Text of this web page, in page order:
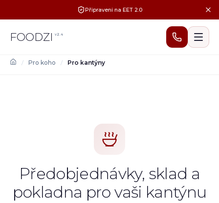
Připraveni na EET 2.0
FOODZI v2.4
/ Pro koho / Pro kantýny
Předobjednávky, sklad a
pokladna pro vaši kantýnu